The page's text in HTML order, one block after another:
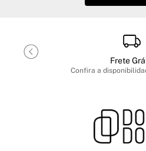
Frete
Confira a